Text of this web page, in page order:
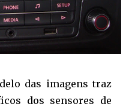
das imagens traz
dos sensores de